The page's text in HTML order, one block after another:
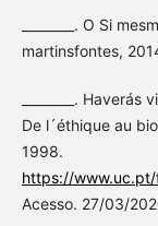
________. O Si
martinsfontes,
________.
De l´éthique au
1998.
https://www.uc.pt/
Acesso. 27/03/